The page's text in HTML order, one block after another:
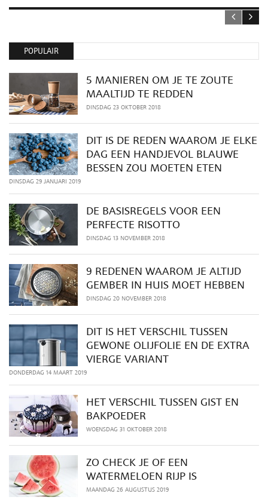
POPULAIR
5 MANIEREN OM JE TE ZOUTE
MAALTIJD TE REDDEN
DINSDAG 23 OKTOBER 2018
DIT IS DE REDEN WAAROM JE ELKE
DAG EEN HANDJEVOL BLAUWE
BESSEN ZOU MOETEN ETEN
DINSDAG 29 JANUARI 2019
DE BASISREGELS VOOR EEN
PERFECTE RISOTTO
DINSDAG 13 NOVEMBER 2018
9 REDENEN WAAROM JE ALTIJD
GEMBER IN HUIS MOET HEBBEN
DINSDAG 20 NOVEMBER 2018
DIT IS HET VERSCHIL TUSSEN
GEWONE OLIJFOLIE EN DE EXTRA
VIERGE VARIANT
DONDERDAG 14 MAART 2019
HET VERSCHIL TUSSEN GIST EN
BAKPOEDER
WOENSDAG 31 OKTOBER 2018
ZO CHECK JE OF EEN
WATERMELOEN RIJP IS
MAANDAG 26 AUGUSTUS 2019